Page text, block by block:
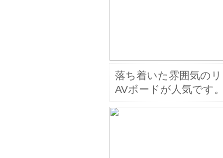
落ち着いた雰囲気の
AVボードが人気です